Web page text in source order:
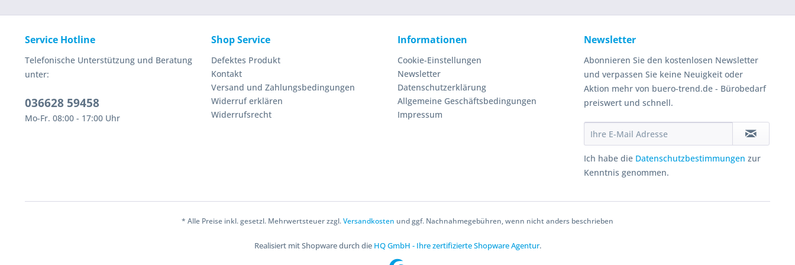
Service Hotline
Telefonische Unterstützung und Beratung
unter:
036628 59458
Mo-Fr. 08:00 - 17:00 Uhr
Shop Service
Defektes Produkt
Kontakt
Versand und Zahlungsbedingungen
Widerruf erklären
Widerrufsrecht
Informationen
Cookie-Einstellungen
Newsletter
Datenschutzerklärung
Allgemeine Geschäftsbedingungen
Impressum
Newsletter
Abonnieren Sie den kostenlosen Newsletter
und verpassen Sie keine Neuigkeit oder
Aktion mehr von buero-trend.de - Bürobedarf
preiswert und schnell.
Ich habe die Datenschutzbestimmungen zur
Kenntnis genommen.
* Alle Preise inkl. gesetzl. Mehrwertsteuer zzgl.Versandkosten und ggf. Nachnahmegebühren, wenn nicht anders beschrieben
Realisiert mit Shopware durch die HQ GmbH - Ihre zertifizierte Shopware Agentur.